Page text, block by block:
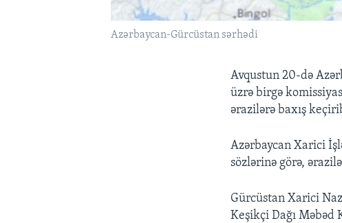
Azərbaycan-Gürcüstan sərhədi
Avqustun 20-də
üzrə birgə
ərazilərə baxış
Azərbaycan Xarici
sözlərinə görə,
Gürcüstan Xarici
Keşikçi Dağı Məbəd